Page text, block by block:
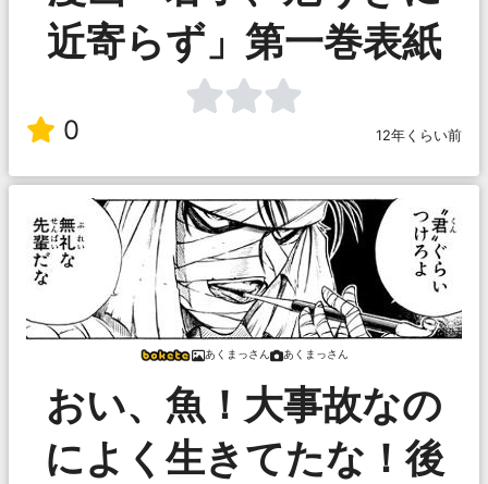
近寄らず」第一巻表紙
0 12年くらい前
あくまっさん あくまっさん
おい、魚！大事故なの
によく生きてたな！後